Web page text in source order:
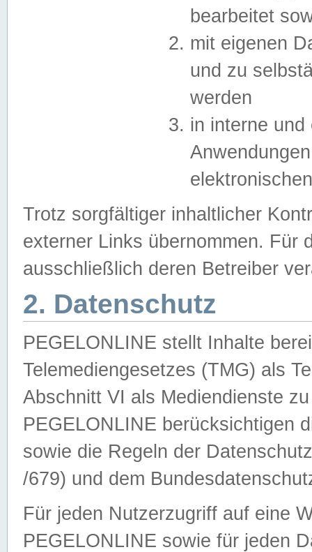
bearbeitet
mit eigenen
und zu
werden
in interne
Trotz sorgfältiger inhaltlicher
externer Links übernommen. Für
ausschließlich deren Betreiber
2. Datenschutz
PEGELONLINE stellt Inhalte
Telemediengesetzes (TMG) als
Abschnitt VI als Mediendienste
PEGELONLINE berücksichtigen
sowie die Regeln der
/679) und dem
Für jeden Nutzerzugriff auf eine
PEGELONLINE sowie für jeden